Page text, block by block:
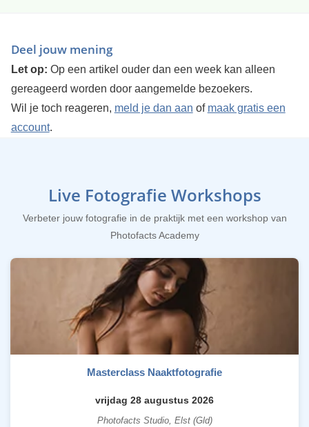
Deel jouw mening
Let op: Op een artikel ouder dan een week kan alleen
gereageerd worden door aangemelde bezoekers.
Wil je toch reageren, meld je dan aan of maak gratis een
account.
Live Fotografie Workshops
Verbeter jouw fotografie in de praktijk met een workshop van
Photofacts Academy
Masterclass Naaktfotografie
vrijdag 28 augustus 2026
Photofacts Studio, Elst (Gld)